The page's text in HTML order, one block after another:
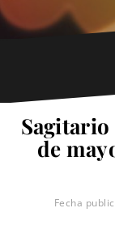
Sagitario
de
Fecha